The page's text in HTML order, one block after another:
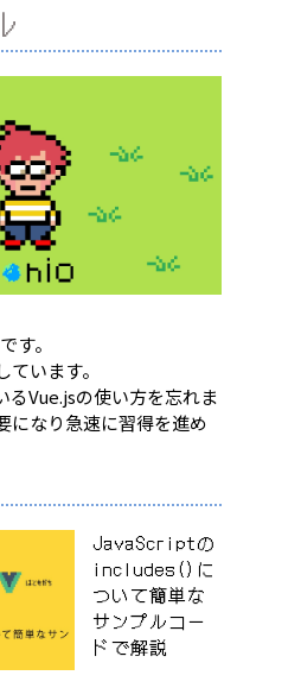
す。
います。
るVue.jsの使い方を忘れま
になり急速に習得を進め
JavaScriptの
includes()に
ついて簡単な
サンプルコー
ドで解説